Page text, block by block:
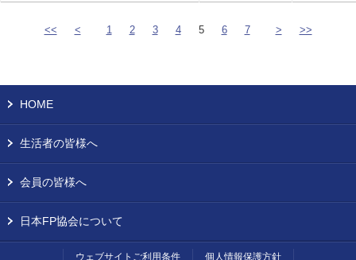
<< < 1 2 3 4 5 6 7 > >>
HOME
生活者の皆様へ
会員の皆様へ
日本FP協会について
ウェブサイトご利用条件 個人情報保護方針